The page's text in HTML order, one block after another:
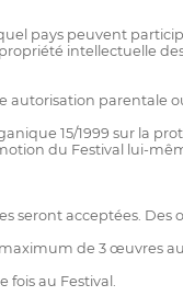
pays peuvent
intellectuelle
autorisation
15/1999 sur la
du Festival lui-
seront acceptées.
de 3 œuvres au
au Festival.